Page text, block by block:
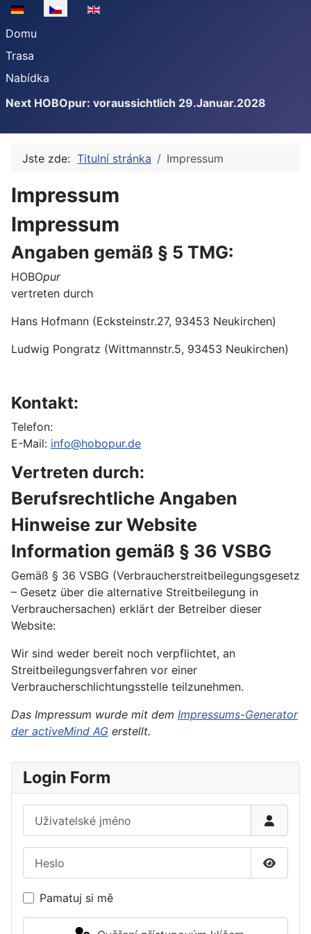
Zvolte jazyk
Domu
Trasa
Nabídka
Next HOBOpur: voraussichtlich 29.Januar.2028
Jste zde: Titulní stránka Impressum
Impressum
Impressum
Angaben gemäß § 5 TMG:
HOBOpur
vertreten durch
Hans Hofmann (Ecksteinstr.27, 93453 Neukirchen)
Ludwig Pongratz (Wittmannstr.5, 93453 Neukirchen)
Kontakt:
Telefon:
E-Mail: info@hobopur.de
Vertreten durch:
Berufsrechtliche Angaben
Hinweise zur Website
Information gemäß § 36 VSBG
Gemäß § 36 VSBG (Verbraucherstreitbeilegungsgesetz
– Gesetz über die alternative Streitbeilegung in
Verbrauchersachen) erklärt der Betreiber dieser
Website:
Wir sind weder bereit noch verpflichtet, an
Streitbeilegungsverfahren vor einer
Verbraucherschlichtungsstelle teilzunehmen.
Das Impressum wurde mit dem Impressums-Generator
der activeMind AG erstellt.
Login Form
Uživatelské jméno
Pamatuj si mě